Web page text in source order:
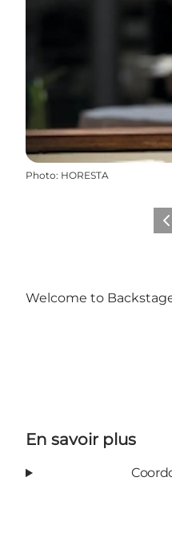
Photo: HORESTA
Welcome to
En savoir plus